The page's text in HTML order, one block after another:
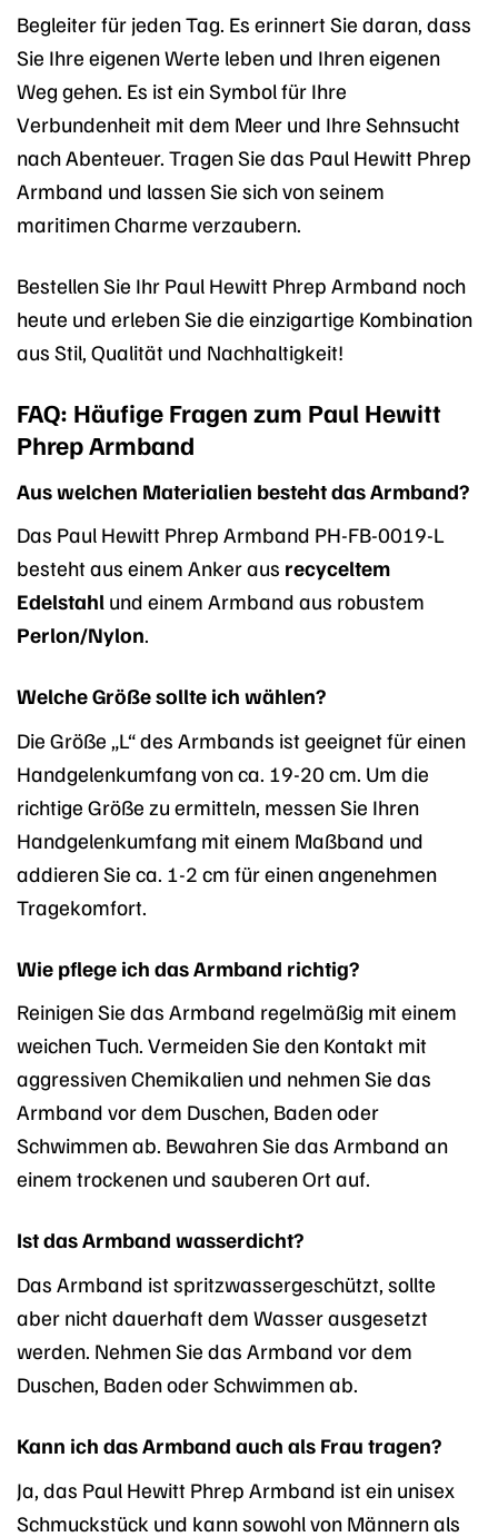
Begleiter für jeden Tag. Es erinnert Sie daran, dass
Sie Ihre eigenen Werte leben und Ihren eigenen
Weg gehen. Es ist ein Symbol für Ihre
Verbundenheit mit dem Meer und Ihre Sehnsucht
nach Abenteuer. Tragen Sie das Paul Hewitt Phrep
Armband und lassen Sie sich von seinem
maritimen Charme verzaubern.
Bestellen Sie Ihr Paul Hewitt Phrep Armband noch
heute und erleben Sie die einzigartige Kombination
aus Stil, Qualität und Nachhaltigkeit!
FAQ: Häufige Fragen zum Paul Hewitt
Phrep Armband
Aus welchen Materialien besteht das Armband?
Das Paul Hewitt Phrep Armband PH-FB-0019-L
besteht aus einem Anker aus recyceltem
Edelstahl und einem Armband aus robustem
Perlon/Nylon.
Welche Größe sollte ich wählen?
Die Größe „L“ des Armbands ist geeignet für einen
Handgelenkumfang von ca. 19-20 cm. Um die
richtige Größe zu ermitteln, messen Sie Ihren
Handgelenkumfang mit einem Maßband und
addieren Sie ca. 1-2 cm für einen angenehmen
Tragekomfort.
Wie pflege ich das Armband richtig?
Reinigen Sie das Armband regelmäßig mit einem
weichen Tuch. Vermeiden Sie den Kontakt mit
aggressiven Chemikalien und nehmen Sie das
Armband vor dem Duschen, Baden oder
Schwimmen ab. Bewahren Sie das Armband an
einem trockenen und sauberen Ort auf.
Ist das Armband wasserdicht?
Das Armband ist spritzwassergeschützt, sollte
aber nicht dauerhaft dem Wasser ausgesetzt
werden. Nehmen Sie das Armband vor dem
Duschen, Baden oder Schwimmen ab.
Kann ich das Armband auch als Frau tragen?
Ja, das Paul Hewitt Phrep Armband ist ein unisex
Schmuckstück und kann sowohl von Männern als